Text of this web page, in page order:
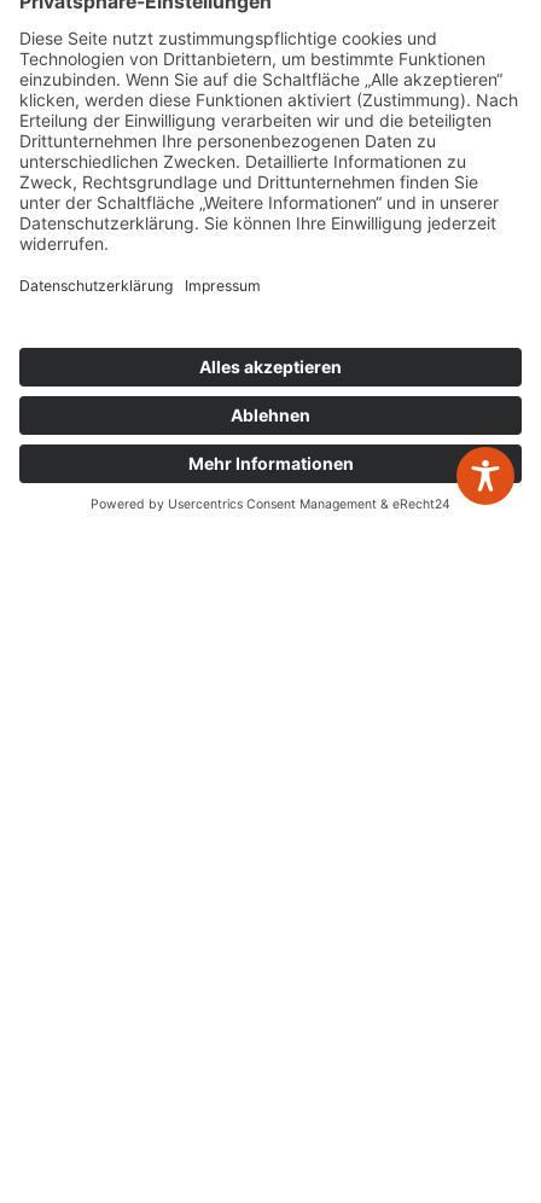
zurück zur Übersicht
Kontakt
W&P Steuerberatungsgesellschaft mbH & Co.
KG
05223 160002
info@wp-steuerberatung.de
Bahnhofstr. 56, 32257 Bünde
Mo. – Do.8:00 – 17:00
8:00 – 15:00
Newsletter Anmeldung